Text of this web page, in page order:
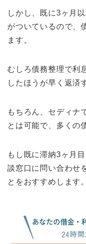
しかし、既に3ヶ月
がついているので、
ます。
むしろ債務整理で利
したほうが早く返済
もちろん、セディナ
とは可能で、多くの
もし既に滞納3ヶ月
談窓口に問い合わせ
とをおすすめします。